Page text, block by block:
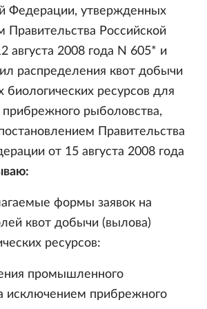
Федерации, утвержденных
Правительства Российской
августа 2008 года N 605* и
распределения квот добычи
биологических ресурсов для
рыболовства,
Правительства
от 15 августа 2008 года
формы заявок на
квот добычи (вылова)
ресурсов:
промышленного
исключением прибрежного